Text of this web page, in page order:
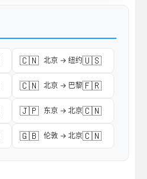
🇨🇳 北京 → 纽约🇺🇸
🇨🇳 北京 → 巴黎🇫🇷
🇯🇵 东京 → 北京🇨🇳
🇬🇧 伦敦 → 北京🇨🇳